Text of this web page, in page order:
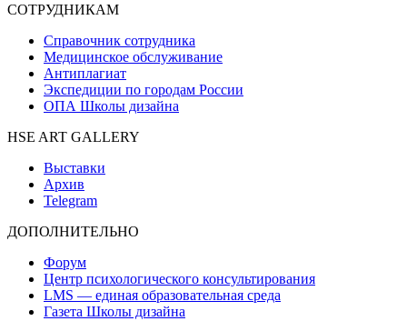
СОТРУДНИКАМ
Справочник сотрудника
Медицинское обслуживание
Антиплагиат
Экспедиции по городам России
ОПА Школы дизайна
HSE ART GALLERY
Выставки
Архив
Telegram
ДОПОЛНИТЕЛЬНО
Форум
Центр психологического консультирования
LMS — единая образовательная среда
Газета Школы дизайна